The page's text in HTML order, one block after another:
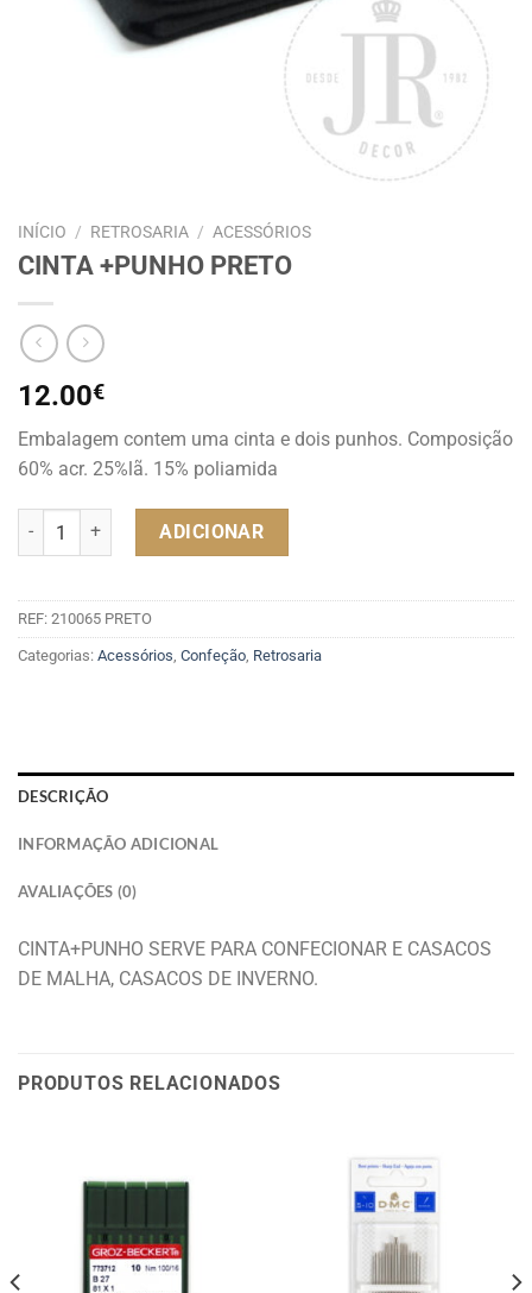
INÍCIO / RETROSARIA / ACESSÓRIOS
CINTA +PUNHO PRETO
12.00€
Embalagem contem uma cinta e dois punhos. Composição
60% acr. 25%lã. 15% poliamida
Quantidade de CINTA +PUNHO PRETO
ADICIONAR
REF: 210065 PRETO
Categorias: Acessórios Confeção Retrosaria
DESCRIÇÃO
INFORMAÇÃO ADICIONAL
AVALIAÇÕES (0)
CINTA+PUNHO SERVE PARA CONFECIONAR E CASACOS
DE MALHA, CASACOS DE INVERNO.
PRODUTOS RELACIONADOS